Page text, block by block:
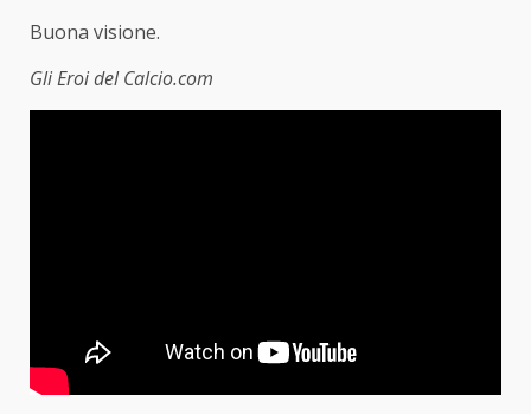
Buona visione.
Gli Eroi del Calcio.com